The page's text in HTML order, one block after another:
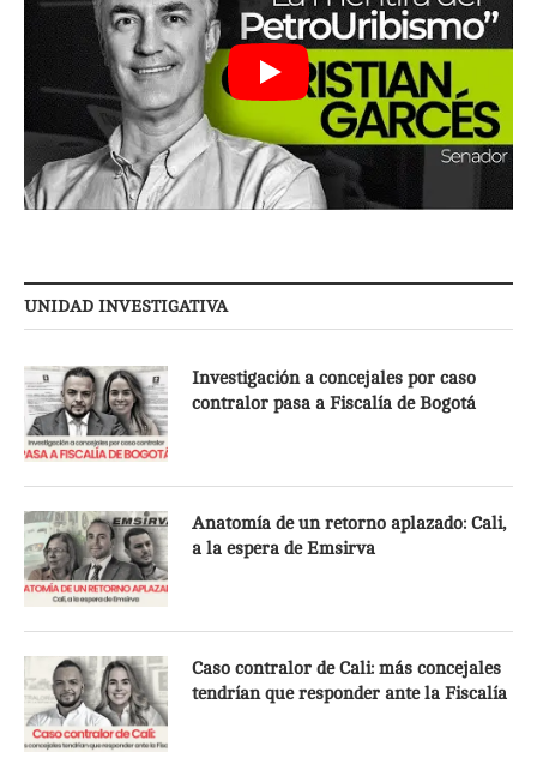
UNIDAD INVESTIGATIVA
Investigación a concejales por caso
contralor pasa a Fiscalía de Bogotá
Anatomía de un retorno aplazado: Cali,
a la espera de Emsirva
Caso contralor de Cali: más concejales
tendrían que responder ante la Fiscalía